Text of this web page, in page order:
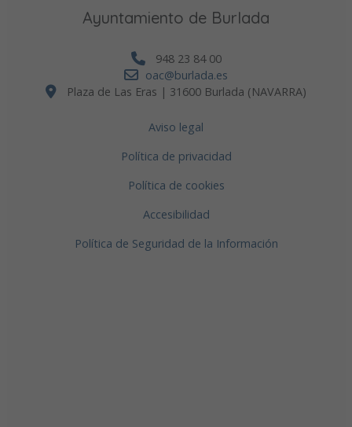
Ayuntamiento de Burlada
948 23 84 00
oac@burlada.es
Plaza de Las Eras | 31600 Burlada (NAVARRA)
Aviso legal
Política de privacidad
Política de cookies
Accesibilidad
Política de Seguridad de la Información